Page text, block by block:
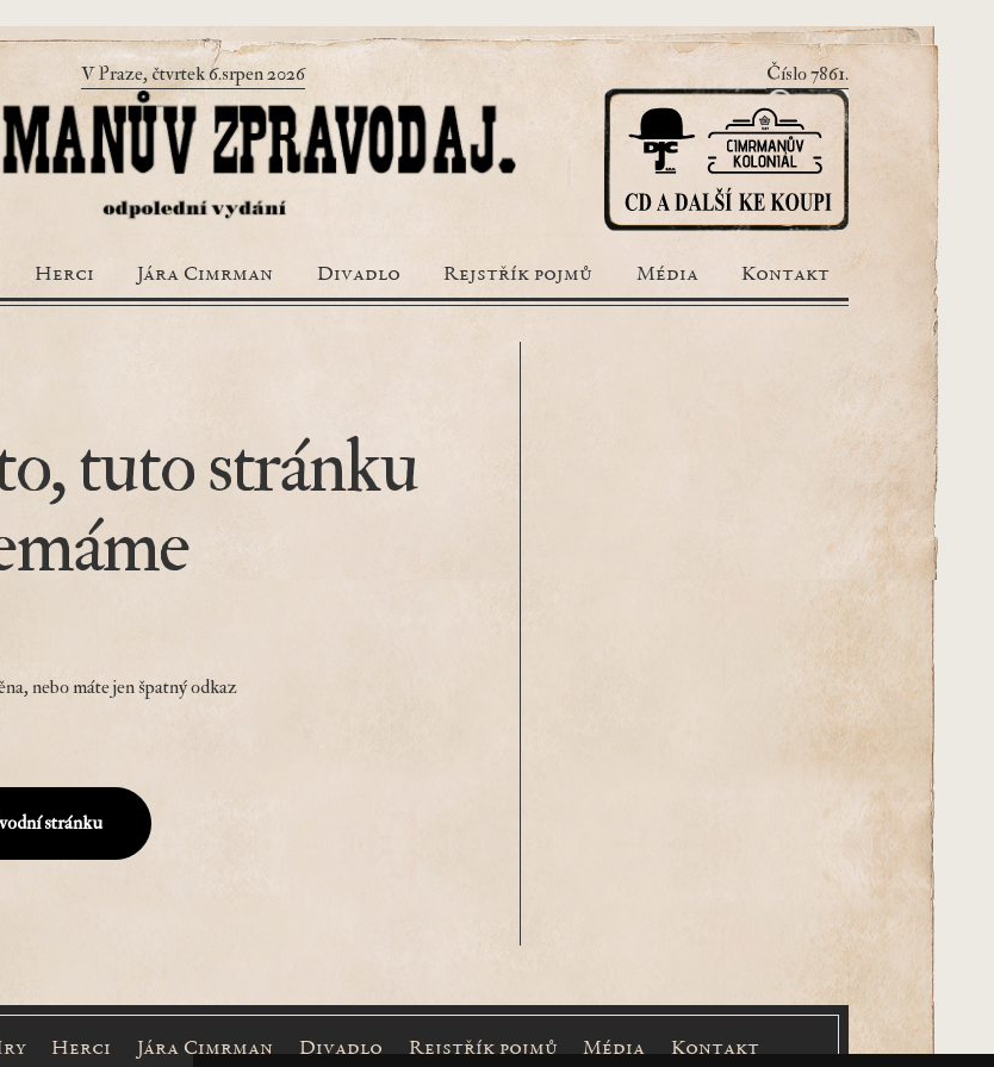
V Praze, čtvrtek 6.srpen 2026
Číslo 7861.
Herci Jára Cimrman Divadlo Rejstřík pojmů Média Kontakt
tuto stránku
nebo máte jen špatný odkaz
stránku
Herci Jára Cimrman Divadlo Rejstřík pojmů Média Kontakt